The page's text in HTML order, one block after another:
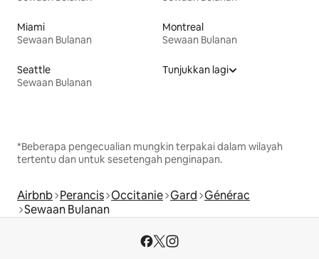
Miami
Sewaan Bulanan
Montreal
Sewaan Bulanan
Seattle
Sewaan Bulanan
Tunjukkan lagi
*Beberapa pengecualian mungkin terpakai dalam wilayah
tertentu dan untuk sesetengah penginapan.
Airbnb Perancis Occitanie Gard Générac
Sewaan Bulanan